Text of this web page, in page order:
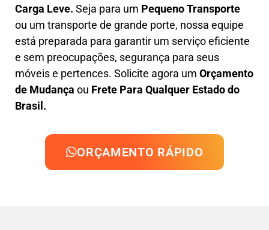
Carga Leve. Seja para um Pequeno Transporte
ou um transporte de grande porte, nossa equipe
está preparada para garantir um serviço eficiente
e sem preocupações, segurança para seus
móveis e pertences. Solicite agora um Orçamento
de Mudança ou Frete Para Qualquer Estado do
Brasil.
ORÇAMENTO RÁPIDO